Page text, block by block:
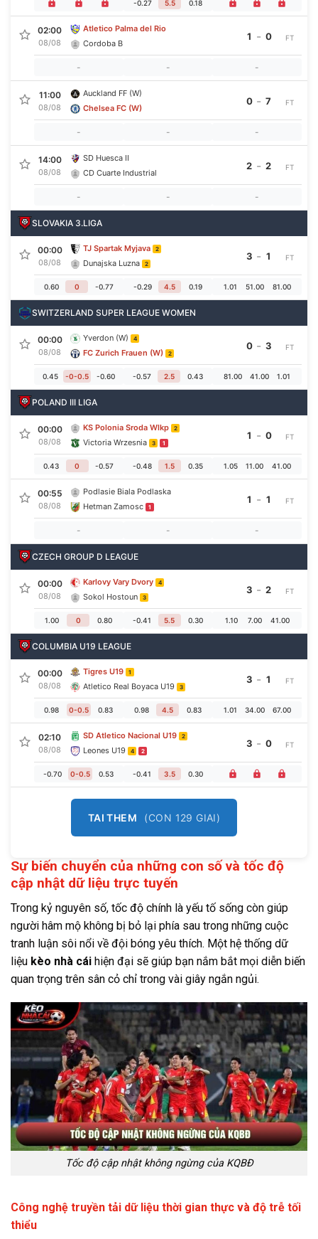
-0.27 5.5 0.18
02:00
08/08
Atletico Palma del Rio
Cordoba B
1 - 0
- - -
FT
11:00
08/08
Auckland FF (W)
Chelsea FC (W)
0 - 7
- - -
FT
14:00
08/08
SD Huesca II
CD Cuarte Industrial
2 - 2
- - -
FT
SLOVAKIA 3.LIGA
00:00
08/08
TJ Spartak Myjava 2
Dunajska Luzna 2
3 - 1
0.60 0 -0.77 -0.29 4.5 0.19 1.01 51.00 81.00
FT
SWITZERLAND SUPER LEAGUE WOMEN
00:00
08/08
Yverdon (W) 4
FC Zurich Frauen (W) 2
0 - 3
0.45 -0-0.5 -0.60 -0.57 2.5 0.43 81.00 41.00 1.01
FT
POLAND III LIGA
00:00
08/08
KS Polonia Sroda Wlkp 2
Victoria Wrzesnia 3 1
1 - 0
0.43 0 -0.57 -0.48 1.5 0.35 1.05 11.00 41.00
FT
00:55
08/08
Podlasie Biala Podlaska
Hetman Zamosc
1
1 - 1
- - -
FT
CZECH GROUP D LEAGUE
00:00
08/08
Karlovy Vary Dvory 4
Sokol Hostoun 3
3 - 2
1.00 0 0.80 -0.41 5.5 0.30 1.10 7.00 41.00
FT
COLUMBIA U19 LEAGUE
00:00
08/08
Tigres U19 1
Atletico Real Boyaca U19 3
3 - 1
0.98 0-0.5 0.83 0.98 4.5 0.83 1.01 34.00 67.00
FT
02:10
08/08
SD Atletico Nacional U19 2
Leones U19 4 2
3 - 0
-0.70 0-0.5 0.53 -0.41 3.5 0.30
FT
TAI THEM (CON 129 GIAI)
Sự biến chuyển của những con số và tốc độ
cập nhật dữ liệu trực tuyến
Trong kỷ nguyên số, tốc độ chính là yếu tố sống còn giúp
người hâm mộ không bị bỏ lại phía sau trong những cuộc
tranh luận sôi nổi về đội bóng yêu thích. Một hệ thống dữ
liệu kèo nhà cái hiện đại sẽ giúp bạn nắm bắt mọi diễn biến
quan trọng trên sân cỏ chỉ trong vài giây ngắn ngủi.
Tốc độ cập nhật không ngừng của KQBĐ
Công nghệ truyền tải dữ liệu thời gian thực và độ trễ tối
thiểu